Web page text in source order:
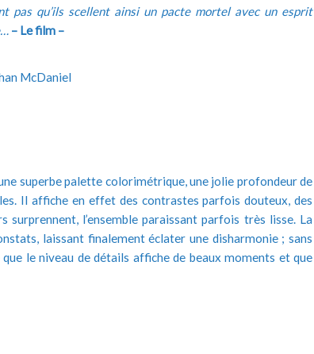
pas qu’ils scellent ainsi un pacte mortel avec un esprit
– Le film –
McDaniel
superbe palette colorimétrique, une jolie profondeur de
Il affiche en effet des contrastes parfois douteux, des
l’ensemble paraissant parfois très lisse. La
laissant finalement éclater une disharmonie ; sans
le niveau de détails affiche de beaux moments et que